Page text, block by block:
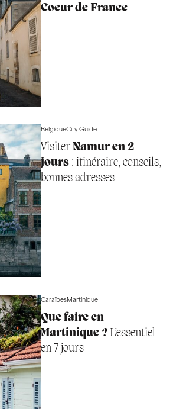
Coeur de France
BelgiqueCity Guide
Visiter Namur en 2
jours: itinéraire, conseils,
bonnes adresses
CaraïbesMartinique
Que faire en
Martinique ?L’essentiel
en 7 jours